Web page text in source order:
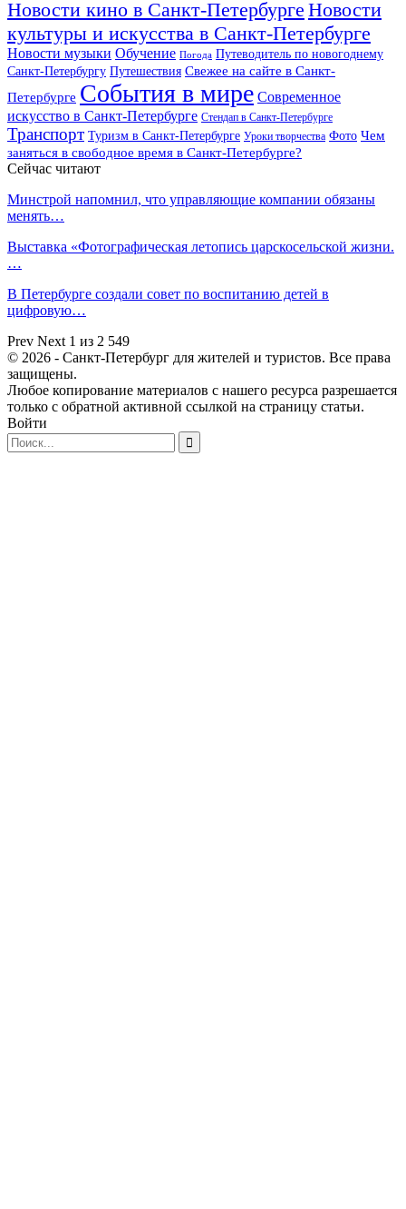
Новости кино в Санкт-Петербурге Новости
культуры и искусства в Санкт-Петербурге
Новости музыки Обучение Погода Путеводитель по новогоднему
Санкт-Петербургу Путешествия Свежее на сайте в Санкт-
Петербурге События в мире Современное
искусство в Санкт-Петербурге Стендап в Санкт-Петербурге
Транспорт Туризм в Санкт-Петербурге Уроки творчества Фото Чем
заняться в свободное время в Санкт-Петербурге?
Сейчас читают
Минстрой напомнил, что управляющие компании обязаны
менять…
Выставка «Фотографическая летопись царскосельской жизни.
…
В Петербурге создали совет по воспитанию детей в
цифровую…
Prev Next 1 из 2 549
© 2026 - Санкт-Петербург для жителей и туристов. Все права
защищены.
Любое копирование материалов с нашего ресурса разрешается
только с обратной активной ссылкой на страницу статьи.
Войти